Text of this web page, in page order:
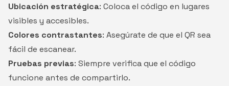
Ubicación estratégica: Coloca el código en lugares
visibles y accesibles.
Colores contrastantes: Asegúrate de que el QR sea
fácil de escanear.
Pruebas previas: Siempre verifica que el código
funcione antes de compartirlo.